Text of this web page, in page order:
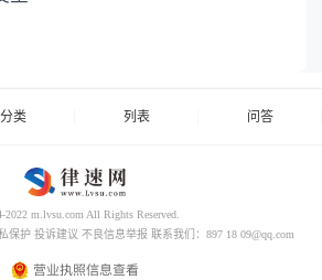
分类 列表 问答
2022 m.lvsu.com All Rights Reserved.
保护 投诉建议 不良信息举报 联系我们：897 18 09@qq.com